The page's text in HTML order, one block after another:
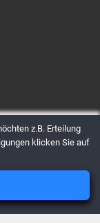
z.B. Erteilung
klicken Sie auf